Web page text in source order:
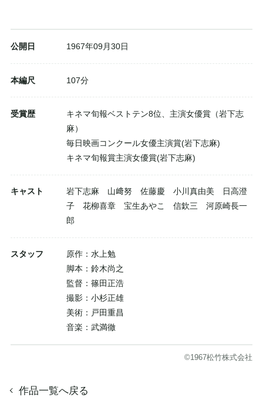
公開日 1967年09月30日
本編尺 107分
受賞歴
キネマ旬報ベストテン8位、主演女優賞（岩下志
麻）
毎日映画コンクール女優主演賞(岩下志麻)
キネマ旬報賞主演女優賞(岩下志麻)
キャスト
岩下志麻 山﨑努 佐藤慶 小川真由美 日高澄
子 花柳喜章 宝生あやこ 信欽三 河原崎長一
郎
スタッフ
原作：水上勉
脚本：鈴木尚之
監督：篠田正浩
撮影：小杉正雄
美術：戸田重昌
音楽：武満徹
©1967松竹株式会社
作品一覧へ戻る